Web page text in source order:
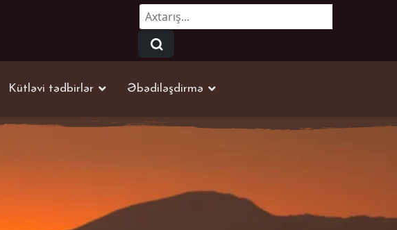
Axtarmaq...
Kütləvi tədbirlər Əbədiləşdirmə